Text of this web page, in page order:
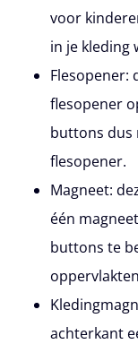
voor
in je kleding
Flesopener:
flesopener
buttons dus
flesopener.
Magneet:
één
buttons te
achterkant